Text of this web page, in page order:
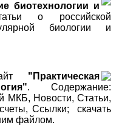
биотехнологии и
о российской
биологии и
"Практическая
. Содержание:
МКБ, Новости, Статьи,
Ссылки; скачать
файлом.